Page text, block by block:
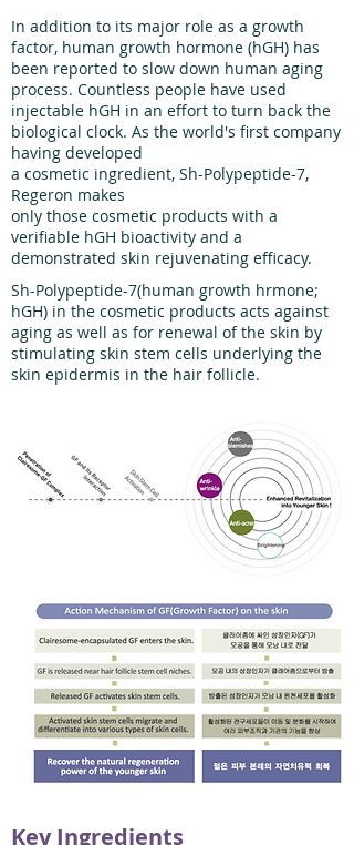
In addition to its major role as a growth
factor, human growth hormone (hGH) has
been reported to slow down human aging
process. Countless people have used
injectable hGH in an effort to turn back the
biological clock. As the world's first company
having developed
a cosmetic ingredient, Sh-Polypeptide-7,
Regeron makes
only those cosmetic products with a
verifiable hGH bioactivity and a
demonstrated skin rejuvenating efficacy.
Sh-Polypeptide-7(human growth hrmone;
hGH) in the cosmetic products acts against
aging as well as for renewal of the skin by
stimulating skin stem cells underlying the
skin epidermis in the hair follicle.
Key Ingredients